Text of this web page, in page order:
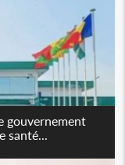
gouvernement
santé...